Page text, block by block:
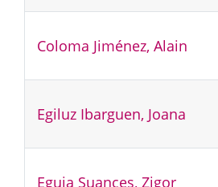
Coloma Jiménez, Alain
Egiluz Ibarguen, Joana
Eguia Suances, Zigor